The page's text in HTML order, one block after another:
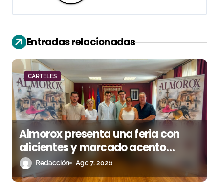
i
ó
n
d
e
e
n
r
Entradas relacionadas
CARTELES
Almorox presenta una feria con
alicientes y marcado acento
toristaRedacción Ago 7, 2026